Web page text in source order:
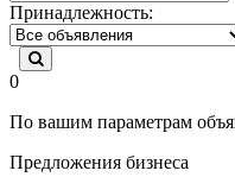
Принадлежность:
0
По вашим параметрам
Предложения бизнеса